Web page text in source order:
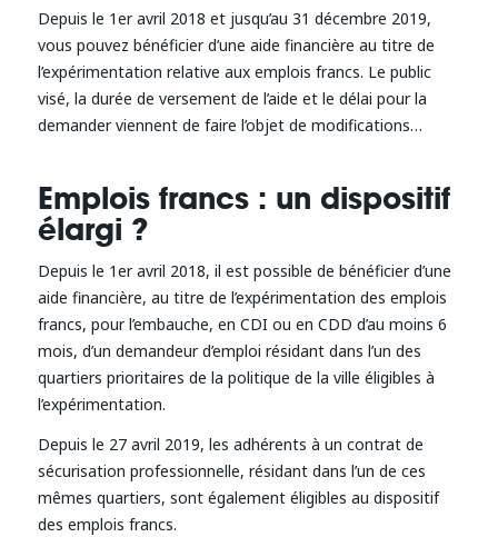
Depuis le 1er avril 2018 et jusqu’au 31 décembre 2019,
vous pouvez bénéficier d’une aide financière au titre de
l’expérimentation relative aux emplois francs. Le public
visé, la durée de versement de l’aide et le délai pour la
demander viennent de faire l’objet de modifications…
Emplois francs : un dispositif
élargi ?
Depuis le 1er avril 2018, il est possible de bénéficier d’une
aide financière, au titre de l’expérimentation des emplois
francs, pour l’embauche, en CDI ou en CDD d’au moins 6
mois, d’un demandeur d’emploi résidant dans l’un des
quartiers prioritaires de la politique de la ville éligibles à
l’expérimentation.
Depuis le 27 avril 2019, les adhérents à un contrat de
sécurisation professionnelle, résidant dans l’un de ces
mêmes quartiers, sont également éligibles au dispositif
des emplois francs.